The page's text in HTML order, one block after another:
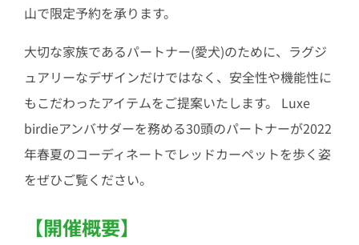
山で限定予約を承ります。
大切な家族であるパートナー(愛犬)のために、ラグジ
ュアリーなデザインだけではなく、安全性や機能性に
もこだわったアイテムをご提案いたします。 Luxe
birdieアンバサダーを務める30頭のパートナーが2022
年春夏のコーディネートでレッドカーペットを歩く姿
をぜひご覧ください。
【開催概要】